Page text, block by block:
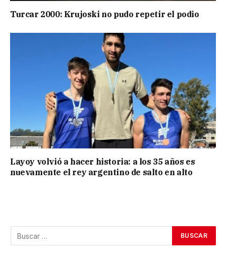
Turcar 2000: Krujoski no pudo repetir el podio
Layoy volvió a hacer historia: a los 35 años es
nuevamente el rey argentino de salto en alto